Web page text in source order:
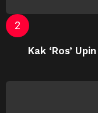
Kak ‘Ros’